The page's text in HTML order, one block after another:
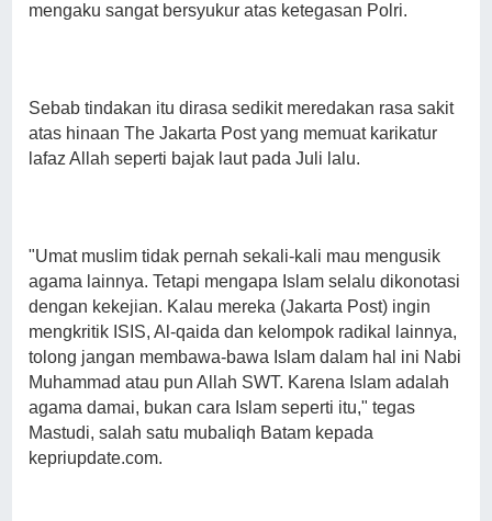
mengaku sangat bersyukur atas ketegasan Polri.
Sebab tindakan itu dirasa sedikit meredakan rasa sakit
atas hinaan The Jakarta Post yang memuat karikatur
lafaz Allah seperti bajak laut pada Juli lalu.
"Umat muslim tidak pernah sekali-kali mau mengusik
agama lainnya. Tetapi mengapa Islam selalu dikonotasi
dengan kekejian. Kalau mereka (Jakarta Post) ingin
mengkritik ISIS, Al-qaida dan kelompok radikal lainnya,
tolong jangan membawa-bawa Islam dalam hal ini Nabi
Muhammad atau pun Allah SWT. Karena Islam adalah
agama damai, bukan cara Islam seperti itu," tegas
Mastudi, salah satu mubaliqh Batam kepada
kepriupdate.com.